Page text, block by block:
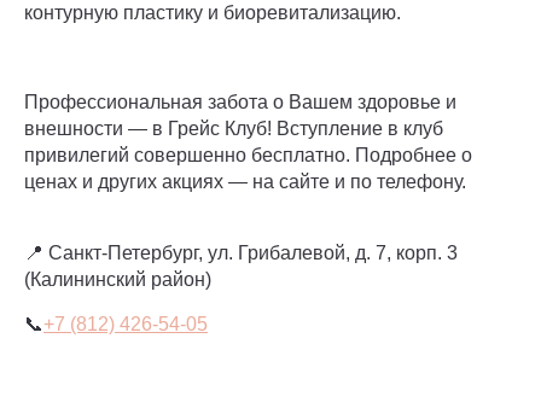
контурную пластику и биоревитализацию.
Профессиональная забота о Вашем здоровье и
внешности — в Грейс Клуб! Вступление в клуб
привилегий совершенно бесплатно. Подробнее о
ценах и других акциях — на сайте и по телефону.
📍 Санкт-Петербург, ул. Грибалевой, д. 7, корп. 3
(Калининский район)
📞+7 (812) 426-54-05